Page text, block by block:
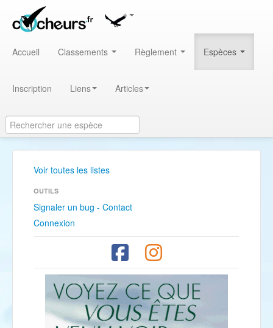
Accueil Classements Règlement Espèces
Inscription Liens Articles
Voir toutes les listes
OUTILS
Signaler un bug - Contact
Connexion